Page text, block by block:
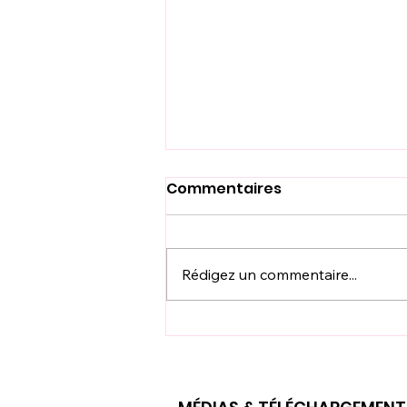
HänyTec Tools - Des
Commentaires
Rédigez un commentaire...